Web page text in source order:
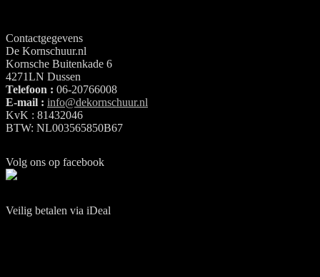
Contactgegevens
De Kornschuur.nl
Kornsche Buitenkade 6
4271LN Dussen
Telefoon : 06-20766008
E-mail : info@dekornschuur.nl
KvK : 81432046
BTW: NL003565850B67
Volg ons op facebook
Veilig betalen via iDeal